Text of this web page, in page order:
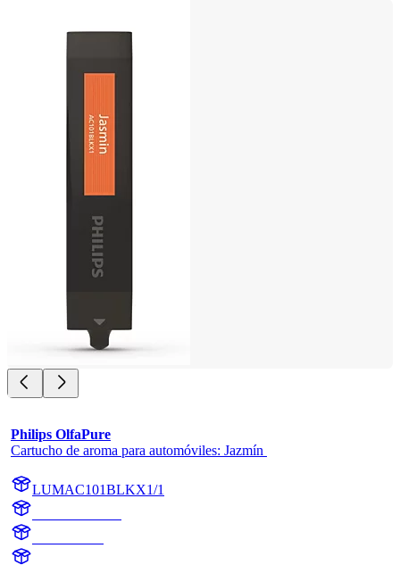
Philips OlfaPure
Cartucho de aroma para automóviles: Jazmín
LUMAC101BLKX1/1